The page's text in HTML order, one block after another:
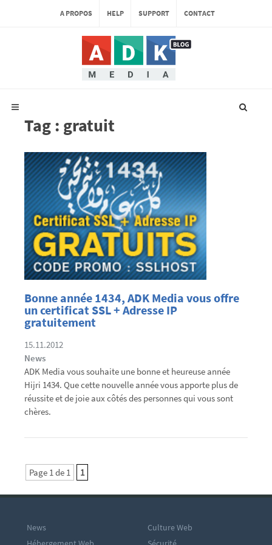
A PROPOS HELP SUPPORT CONTACT
Tag : gratuit
Bonne année 1434, ADK Media vous offre
un certificat SSL + Adresse IP
gratuitement
15.11.2012
News
ADK Media vous souhaite une bonne et heureuse année
Hijri 1434. Que cette nouvelle année vous apporte plus de
réussite et de joie aux côtés des personnes qui vous sont
chères.
Page 1 de 1 1
News
Culture Web